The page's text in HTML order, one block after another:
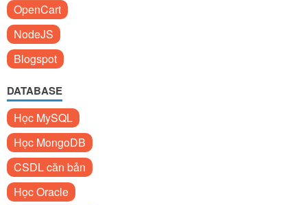
OpenCart
NodeJS
Blogspot
DATABASE
Học MySQL
Học MongoDB
CSDL căn bản
Học Oracle